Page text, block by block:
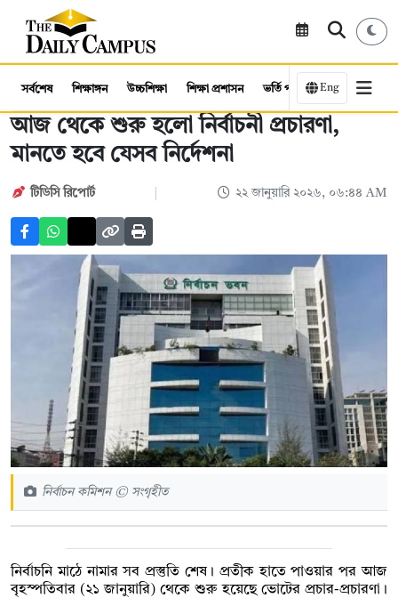
সর্বশেষ শিক্ষাঙ্গন উচ্চশিক্ষা শিক্ষা প্রশাসন ভর্তি পরীক্ষা কর্মসংস্থান
Eng
আজ থেকে শুরু হলো নির্বাচনী প্রচারণা,
মানতে হবে যেসব নির্দেশনা
টিডিসি রিপোর্ট ২২ জানুয়ারি ২০২৬, ০৬:৪৪ AM
নির্বাচন কমিশন © সংগৃহীত
নির্বাচনি মাঠে নামার সব প্রস্তুতি শেষ। প্রতীক হাতে পাওয়ার পর আজ
বৃহস্পতিবার (২১ জানুয়ারি) থেকে শুরু হয়েছে ভোটের প্রচার-প্রচারণা।